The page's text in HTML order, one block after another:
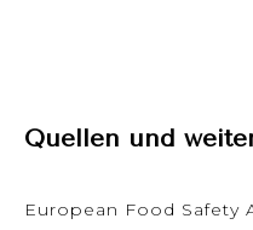
Quellen und
European Food Safety